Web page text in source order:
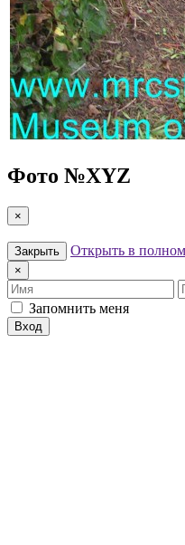
Фото №XYZ
×
Закрыть Открыть в
×
Имя
Запомнить меня
Вход